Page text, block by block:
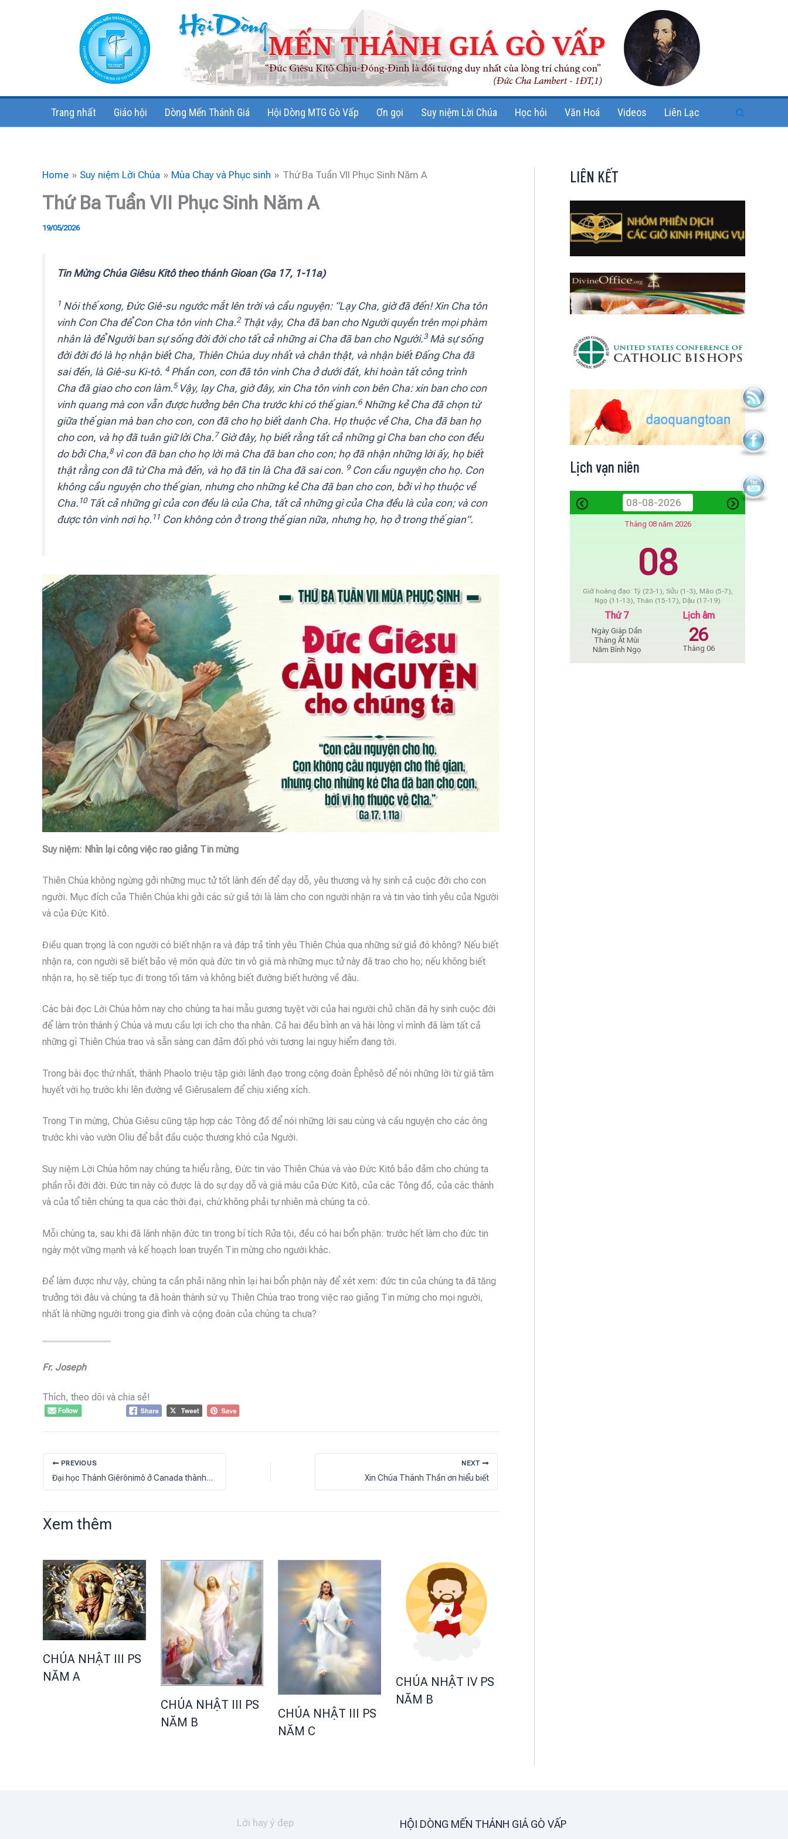
Trang nhất Giáo hội Dòng Mến Thánh Giá Hội Dòng MTG Gò Vấp Ơn gọi Suy niệm Lời Chúa Học hỏi Văn Hoá Videos Liên Lạc Search
Home Suy niệm Lời Chúa Mùa Chay và Phục sinh Thứ Ba Tuần VII Phục Sinh Năm A
Thứ Ba Tuần VII Phục Sinh Năm A
19/05/2026
Tin Mừng Chúa Giêsu Kitô theo thánh Gioan (Ga 17, 1-11a)
1 Nói thế xong, Đức Giê-su ngước mắt lên trời và cầu nguyện: “Lạy Cha, giờ đã đến! Xin Cha tôn
vinh Con Cha để Con Cha tôn vinh Cha.2Thật vậy, Cha đã ban cho Người quyền trên mọi phàm
nhân là để Người ban sự sống đời đời cho tất cả những ai Cha đã ban cho Người.3Mà sự sống
đời đời đó là họ nhận biết Cha, Thiên Chúa duy nhất và chân thật, và nhận biết Đấng Cha đã
sai đến, là Giê-su Ki-tô. 4Phần con, con đã tôn vinh Cha ở dưới đất, khi hoàn tất công trình
Cha đã giao cho con làm.5 Vậy, lạy Cha, giờ đây, xin Cha tôn vinh con bên Cha: xin ban cho con
vinh quang mà con vẫn được hưởng bên Cha trước khi có thế gian.6Những kẻ Cha đã chọn từ
giữa thế gian mà ban cho con, con đã cho họ biết danh Cha. Họ thuộc về Cha, Cha đã ban họ
cho con, và họ đã tuân giữ lời Cha. 7Giờ đây, họ biết rằng tất cả những gì Cha ban cho con đều
do bởi Cha,8vì con đã ban cho họ lời mà Cha đã ban cho con; họ đã nhận những lời ấy, họ biết
thật rằng con đã từ Cha mà đến, và họ đã tin là Cha đã sai con. 9Con cầu nguyện cho họ. Con
không cầu nguyện cho thế gian, nhưng cho những kẻ Cha đã ban cho con, bởi vì họ thuộc về
Cha. 10Tất cả những gì của con đều là của Cha, tất cả những gì của Cha đều là của con; và con
được tôn vinh nơi họ. 11 Con không còn ở trong thế gian nữa, nhưng họ, họ ở trong thế gian”.
Suy niệm: Nhìn lại công việc rao giảng Tin mừng
Thiên Chúa không ngừng gởi những mục tử tốt lành đến để dạy dỗ, yêu thương và hy sinh cả cuộc đời cho con
người. Mục đích của Thiên Chúa khi gởi các sứ giả tới là làm cho con người nhận ra và tin vào tình yêu của Người
và của Đức Kitô.
Điều quan trọng là con người có biết nhận ra và đáp trả tình yêu Thiên Chúa qua những sứ giả đó không? Nếu biết
nhận ra, con người sẽ biết bảo vệ món quà đức tin vô giá mà những mục tử này đã trao cho họ; nếu không biết
nhận ra, họ sẽ tiếp tục đi trong tối tăm và không biết đường biết hướng về đâu.
Các bài đọc Lời Chúa hôm nay cho chúng ta hai mẫu gương tuyệt vời của hai người chủ chăn đã hy sinh cuộc đời
để làm tròn thánh ý Chúa và mưu cầu lợi ích cho tha nhân. Cả hai đều bình an và hài lòng vì mình đã làm tất cả
những gì Thiên Chúa trao và sẵn sàng can đảm đối phó với tương lai nguy hiểm đang tới.
Trong bài đọc thứ nhất, thánh Phaolo triệu tập giới lãnh đạo trong cộng đoàn Êphêsô để nói những lời từ giã tâm
huyết với họ trước khi lên đường về Giêrusalem để chịu xiềng xích.
Trong Tin mừng, Chúa Giêsu cũng tập hợp các Tông đồ để nói những lời sau cùng và cầu nguyện cho các ông
trước khi vào vườn Oliu để bắt đầu cuộc thương khó của Người.
Suy niệm Lời Chúa hôm nay chúng ta hiểu rằng, Đức tin vào Thiên Chúa và vào Đức Kitô bảo đảm cho chúng ta
phần rỗi đời đời. Đức tin này có được là do sự dạy dỗ và giá máu của Đức Kitô, của các Tông đồ, của các thánh
và của tổ tiên chúng ta qua các thời đại, chứ không phải tự nhiên mà chúng ta có.
Mỗi chúng ta, sau khi đã lãnh nhận đức tin trong bí tích Rửa tội, đều có hai bổn phận: trước hết làm cho đức tin
ngày một vững mạnh và kế hoạch loan truyền Tin mừng cho người khác.
Để làm được như vậy, chúng ta cần phải năng nhìn lại hai bổn phận này để xét xem: đức tin của chúng ta đã tăng
trưởng tới đâu và chúng ta đã hoàn thành sứ vụ Thiên Chúa trao trong việc rao giảng Tin mừng cho mọi người,
nhất là những người trong gia đình và cộng đoàn của chúng ta chưa?
Fr. Joseph
Thích, theo dõi và chia sẻ!
PREVIOUS
Đại học Thánh Giêrônimô ở Canada thành lập Học viện Giáo hoàng Phanxicô
NEXT
Xin Chúa Thánh Thần ơn hiểu biết
Xem thêm
CHÚA NHẬT III PS
NĂM A
CHÚA NHẬT III PS
NĂM B
CHÚA NHẬT III PS
NĂM C
CHÚA NHẬT IV PS
NĂM B
LIÊN KẾT
Lịch vạn niên
Tháng 08 năm 2026
08
Giờ hoàng đạo: Tý (23-1), Sửu (1-3), Mão (5-7),
Ngọ (11-13), Thân (15-17), Dậu (17-19)
Thứ 7
Ngày Giáp Dần
Tháng Ất Mùi
Năm Bính Ngọ
Lịch âm
26
Tháng 06
HỘI DÒNG MẾN THÁNH GIÁ GÒ VẤP